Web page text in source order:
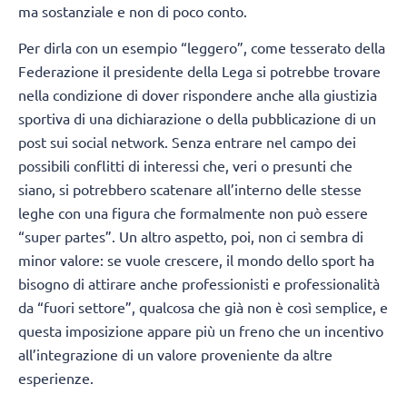
ma sostanziale e non di poco conto.
Per dirla con un esempio “leggero”, come tesserato della
Federazione il presidente della Lega si potrebbe trovare
nella condizione di dover rispondere anche alla giustizia
sportiva di una dichiarazione o della pubblicazione di un
post sui social network. Senza entrare nel campo dei
possibili conflitti di interessi che, veri o presunti che
siano, si potrebbero scatenare all’interno delle stesse
leghe con una figura che formalmente non può essere
“super partes”. Un altro aspetto, poi, non ci sembra di
minor valore: se vuole crescere, il mondo dello sport ha
bisogno di attirare anche professionisti e professionalità
da “fuori settore”, qualcosa che già non è così semplice, e
questa imposizione appare più un freno che un incentivo
all’integrazione di un valore proveniente da altre
esperienze.